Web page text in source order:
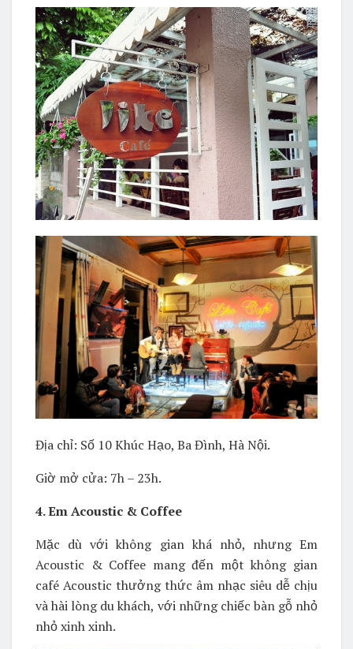
Địa chỉ: Số 10 Khúc Hạo, Ba Đình, Hà Nội.
Giờ mở cửa: 7h – 23h.
4. Em Acoustic & Coffee
Mặc dù với không gian khá nhỏ, nhưng Em
Acoustic & Coffee mang đến một không gian
café Acoustic thưởng thức âm nhạc siêu dễ chịu
và hài lòng du khách, với những chiếc bàn gỗ nhỏ
nhỏ xinh xinh.